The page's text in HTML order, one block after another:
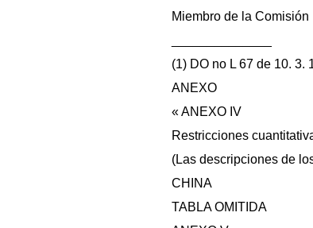
Miembro de la Comisión
(1) DO no L 67 de 10. 3.
ANEXO
« ANEXO IV
Restricciones
(Las descripciones de
CHINA
TABLA OMITIDA